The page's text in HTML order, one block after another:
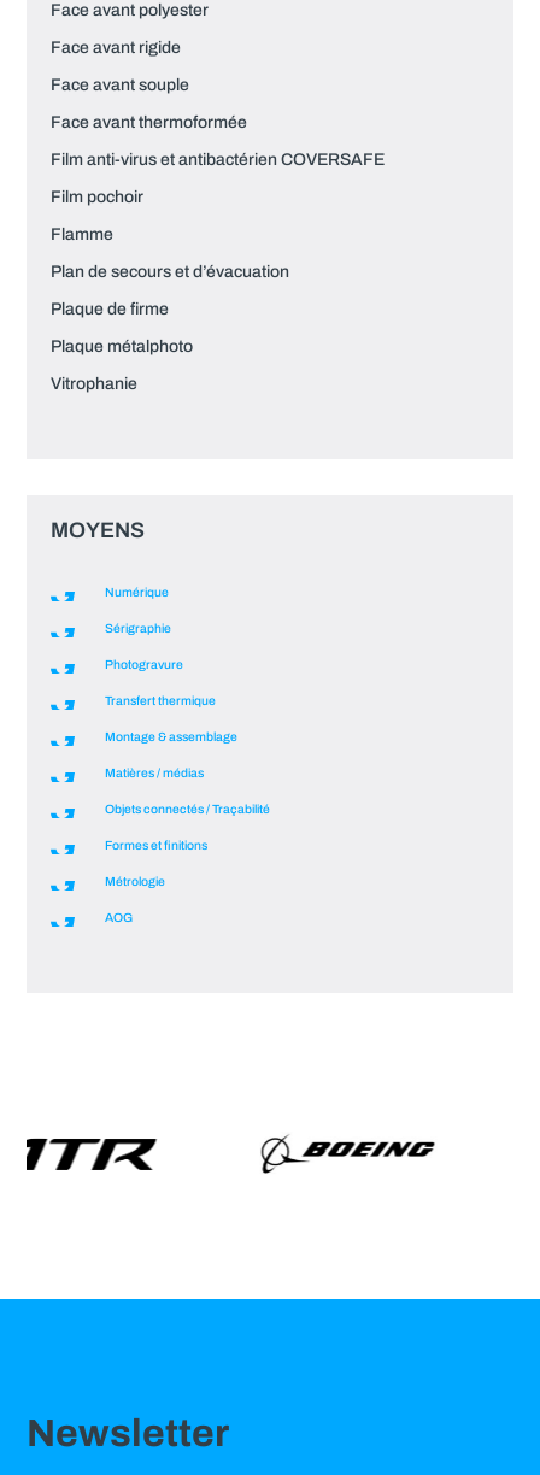
Face avant polyester
Face avant rigide
Face avant souple
Face avant thermoformée
Film anti-virus et antibactérien COVERSAFE
Film pochoir
Flamme
Plan de secours et d’évacuation
Plaque de firme
Plaque métalphoto
Vitrophanie
MOYENS
Numérique
Sérigraphie
Photogravure
Transfert thermique
Montage & assemblage
Matières / médias
Objets connectés / Traçabilité
Formes et finitions
Métrologie
AOG
Newsletter